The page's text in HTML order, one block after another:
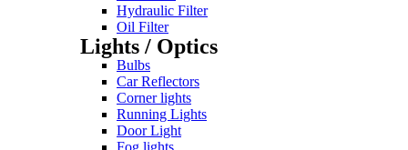
Hydraulic Filter
Oil Filter
Lights / Optics
Bulbs
Car Reflectors
Corner lights
Running Lights
Door Light
Fog lights